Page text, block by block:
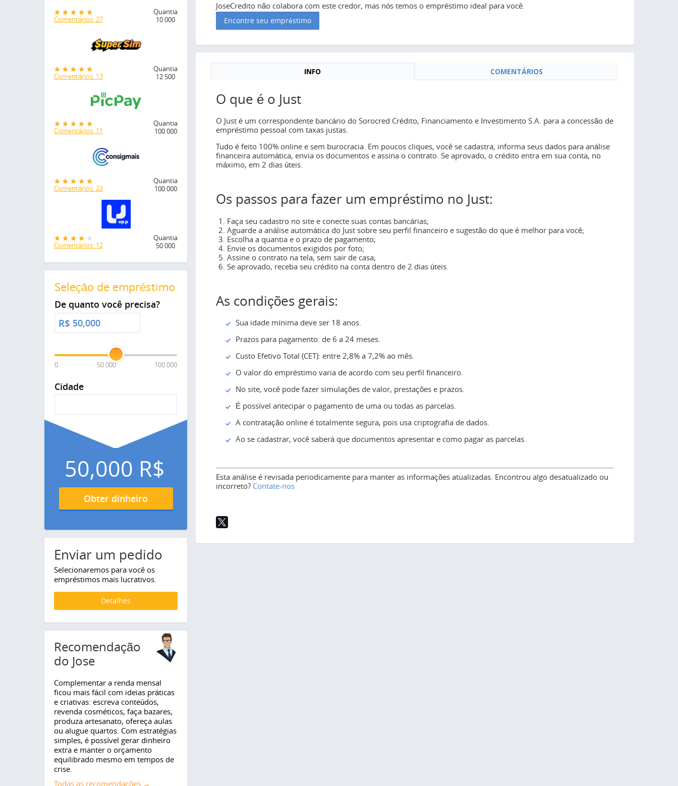
JoseCredito não colabora com este credor, mas nós temos o empréstimo ideal para você.
Encontre seu empréstimo
INFO COMENTÁRIOS
O que é o Just
O Just é um correspondente bancário do Sorocred Crédito, Financiamento e Investimento S.A. para a concessão de
empréstimo pessoal com taxas justas.
Tudo é feito 100% online e sem burocracia. Em poucos cliques, você se cadastra, informa seus dados para análise
financeira automática, envia os documentos e assina o contrato. Se aprovado, o crédito entra em sua conta, no
máximo, em 2 dias úteis.
Os passos para fazer um empréstimo no Just:
Faça seu cadastro no site e conecte suas contas bancárias;
Aguarde a análise automática do Just sobre seu perfil financeiro e sugestão do que é melhor para você;
Escolha a quantia e o prazo de pagamento;
Envie os documentos exigidos por foto;
Assine o contrato na tela, sem sair de casa;
Se aprovado, receba seu crédito na conta dentro de 2 dias úteis.
As condições gerais:
Sua idade mínima deve ser 18 anos.
Prazos para pagamento: de 6 a 24 meses.
Custo Efetivo Total (CET): entre 2,8% a 7,2% ao mês.
O valor do empréstimo varia de acordo com seu perfil financeiro.
No site, você pode fazer simulações de valor, prestações e prazos.
É possível antecipar o pagamento de uma ou todas as parcelas.
A contratação online é totalmente segura, pois usa criptografia de dados.
Ao se cadastrar, você saberá que documentos apresentar e como pagar as parcelas.
Esta análise é revisada periodicamente para manter as informações atualizadas. Encontrou algo desatualizado ou
incorreto? Contate-nos
Comentários: 27
Quantia
10 000
Comentários: 13
Quantia
12 500
Comentários: 11
Quantia
100 000
Comentários: 22
Quantia
100 000
Comentários: 12
Quantia
50 000
Seleção de empréstimo
De quanto você precisa?
R$
0 50 000 100 000
Cidade
50,000 R$
Obter dinheiro
Enviar um pedido
Selecionaremos para você os
empréstimos mais lucrativos.
Detalhes
Recomendação
do Jose
Complementar a renda mensal
ficou mais fácil com ideias práticas
e criativas: escreva conteúdos,
revenda cosméticos, faça bazares,
produza artesanato, ofereça aulas
ou alugue quartos. Com estratégias
simples, é possível gerar dinheiro
extra e manter o orçamento
equilibrado mesmo em tempos de
crise.
Todas as recomendações →